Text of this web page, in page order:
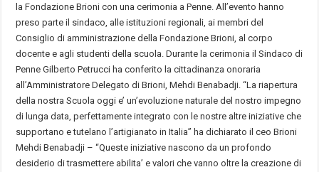
la Fondazione Brioni con una cerimonia a Penne. All’evento hanno
preso parte il sindaco, alle istituzioni regionali, ai membri del
Consiglio di amministrazione della Fondazione Brioni, al corpo
docente e agli studenti della scuola. Durante la cerimonia il Sindaco di
Penne Gilberto Petrucci ha conferito la cittadinanza onoraria
all’Amministratore Delegato di Brioni, Mehdi Benabadji. “La riapertura
della nostra Scuola oggi e’ un’evoluzione naturale del nostro impegno
di lunga data, perfettamente integrato con le nostre altre iniziative che
supportano e tutelano l’artigianato in Italia” ha dichiarato il ceo Brioni
Mehdi Benabadji – “Queste iniziative nascono da un profondo
desiderio di trasmettere abilita’ e valori che vanno oltre la creazione di